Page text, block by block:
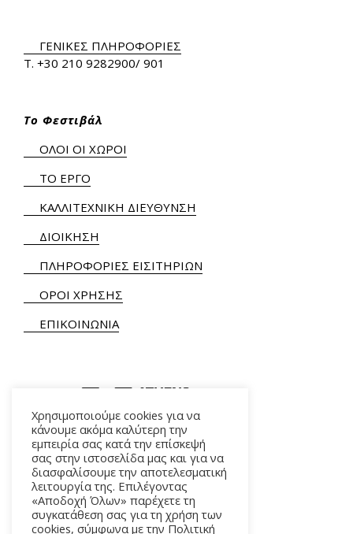
ΓΕΝΙΚΕΣ ΠΛΗΡΟΦΟΡΙΕΣ
Τ. +30 210 9282900/ 901
Το Φεστιβάλ
ΟΛΟΙ ΟΙ ΧΩΡΟΙ
ΤΟ ΕΡΓΟ
ΚΑΛΛΙΤΕΧΝΙΚΗ ΔΙΕΥΘΥΝΣΗ
ΔΙΟΙΚΗΣΗ
ΠΛΗΡΟΦΟΡΙΕΣ ΕΙΣΙΤΗΡΙΩΝ
ΟΡΟΙ ΧΡΗΣΗΣ
ΕΠΙΚΟΙΝΩΝΙΑ
ΑΛΚΜΗΝΗΣ 5 – 118 54 ΑΘΗΝΑ
Χρησιμοποιούμε cookies για να
κάνουμε ακόμα καλύτερη την
εμπειρία σας κατά την επίσκεψή
σας στην ιστοσελίδα μας και για να
διασφαλίσουμε την αποτελεσματική
λειτουργία της. Επιλέγοντας
«Αποδοχή Όλων» παρέχετε τη
συγκατάθεση σας για τη χρήση των
cookies, σύμφωνα με την Πολιτική